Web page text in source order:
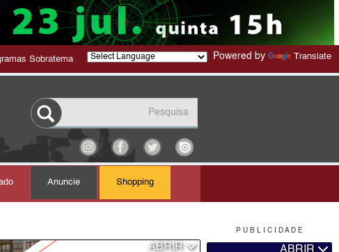
P U B L I C I D A D E
Sobratema Powered by Translate
Anuncie Shopping
ABRIR